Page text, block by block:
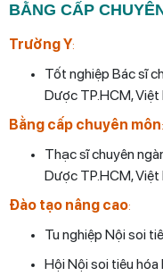
BẰNG CẤP
Trường Y:
Tốt nghiệp Bác sĩ
Dược TP.HCM, Việt
Bằng cấp chuyên môn:
Thạc sĩ chuyên
Dược TP.HCM, Việt
Đào tạo nâng cao:
Tu nghiệp Nội soi
Hội Nội soi tiêu hóa